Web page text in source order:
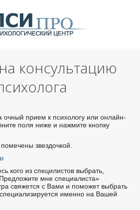
консультацию
очный прием к психологу или онлайн-
поля ниже и нажмите кнопку
звездочкой.
кого из специлистов выбрать,
мне специалиста»
свяжется с Вами и поможет выбрать
именно на Вашей